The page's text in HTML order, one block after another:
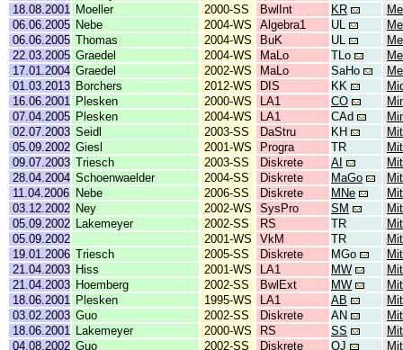
18.08.2001
Moeller 2000-SS BwlInt KR
06.06.2005 Nebe 2004-WS Algebra1 UL
06.06.2005 Thomas 2004-WS BuK UL
22.03.2005 Graedel 2004-WS MaLo TLo
17.01.2004 Graedel 2002-WS MaLo SaHo
01.03.2013 Borchers 2012-WS DIS KK
16.06.2001
Plesken 2000-WS LA1 CO
07.04.2005 Plesken 2004-WS LA1 CAd
02.07.2003 Seidl 2003-SS DaStru KH
05.09.2002 Giesl 2001-WS Progra TR
09.07.2003 Triesch 2003-SS Diskrete AI
28.04.2004 Schoenwaelder 2004-SS Diskrete MaGo
11.04.2006 Nebe 2006-SS Diskrete MNe
03.12.2002 Ney 2002-WS SysPro SM
05.09.2002
Lakemeyer 2002-SS RS TR
05.09.2002
2001-WS VkM TR
19.01.2006 Triesch 2005-SS Diskrete MGo
21.04.2003 Hiss 2001-WS LA1 MW
21.04.2003 Hoemberg 2002-SS BwlExt MW
18.06.2001
Plesken 1995-WS LA1 AB
03.02.2003 Guo 2002-SS Diskrete AN
18.06.2001
Lakemeyer 2000-WS RS SS
04.08.2002 Guo 2002-SS Diskrete OJ